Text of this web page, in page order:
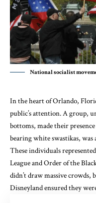
National socialist
In the heart of Orlando,
public’s attention. A group,
bottoms, made their
bearing white swastikas,
These individuals
League and Order of the
didn’t draw massive
Disneyland ensured they